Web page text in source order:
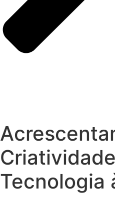
Tecnologia